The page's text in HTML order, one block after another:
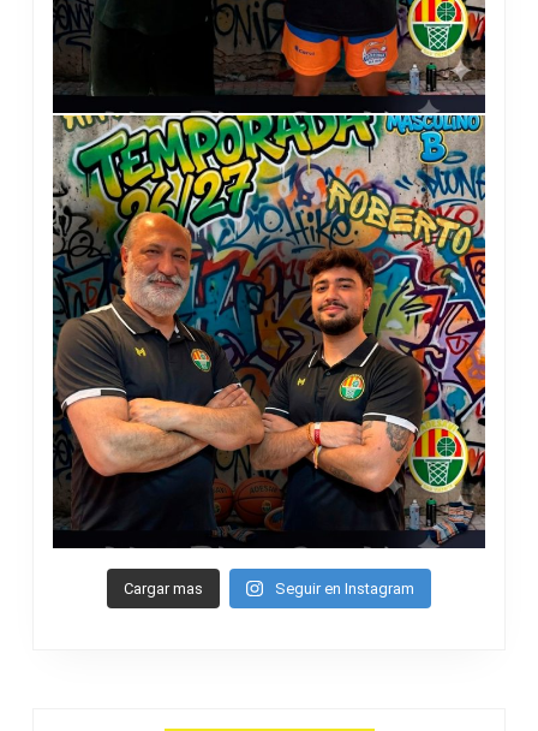
Cargar mas Seguir en Instagram